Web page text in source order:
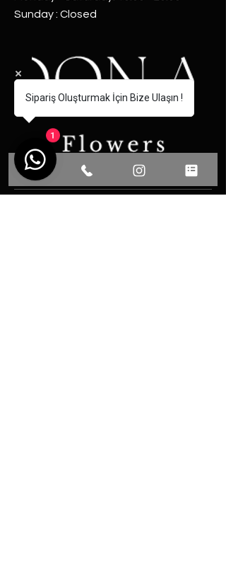
Sunday : Closed
Sipariş Oluşturmak İçin Bize Ulaşın !
1